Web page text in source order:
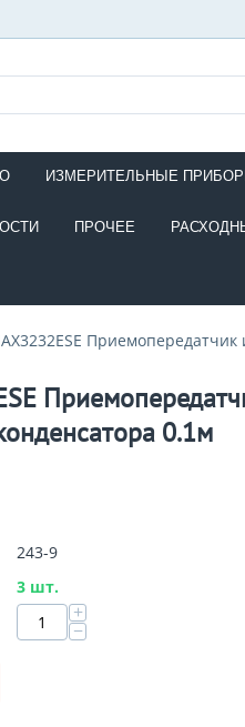
ИЗМЕРИТЕЛЬНЫЕ
ПРОЧЕЕ
0.1м
243-9
3 шт.
+
−